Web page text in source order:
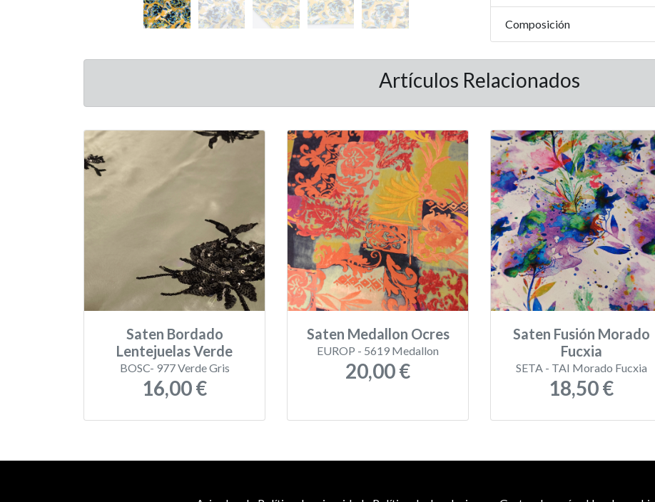
Composición
Artículos Relacionados
Saten Bordado
Lentejuelas Verde
BOSC- 977 Verde Gris
16,00 €
Saten Medallon Ocres
EUROP - 5619 Medallon
20,00 €
Saten Fusión Morado
Fucxia
SETA - TAI Morado Fucxia
18,50 €